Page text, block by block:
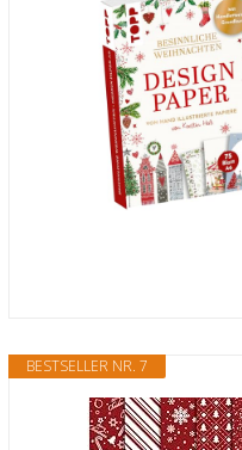
BESTSELLER NR. 7